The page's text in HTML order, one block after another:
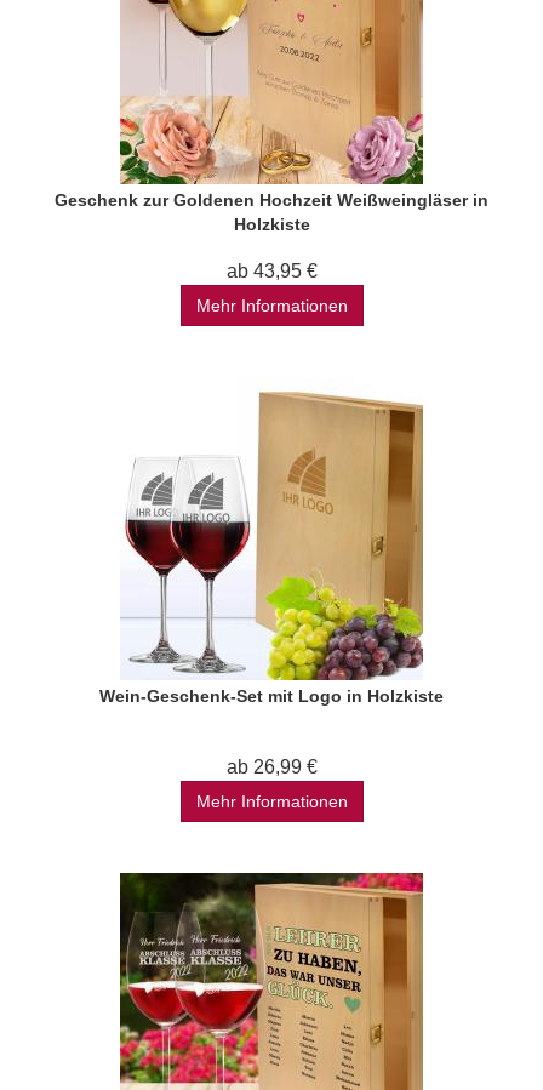
Geschenk zur Goldenen Hochzeit Weißweingläser in
Holzkiste
ab 43,95 €
Mehr Informationen
Wein-Geschenk-Set mit Logo in Holzkiste
ab 26,99 €
Mehr Informationen